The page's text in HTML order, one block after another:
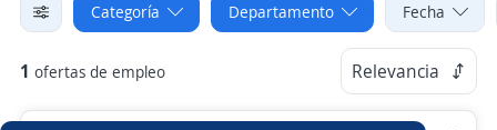
Categoría Departamento Fecha
1 ofertas de empleo Relevancia